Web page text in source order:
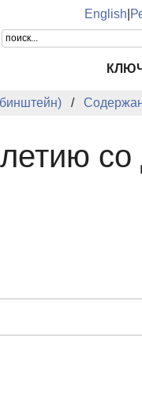
English
со